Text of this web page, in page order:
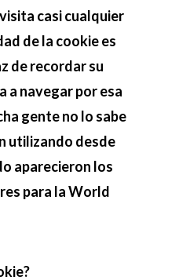
casi cualquier
de la cookie es
de recordar su
a navegar por esa
gente no lo sabe
utilizando desde
aparecieron los
para la World